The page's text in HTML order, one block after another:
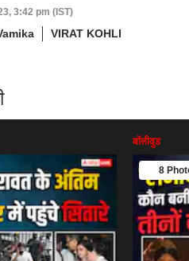
3:42 pm (IST)
VIRAT KOHLI
बॉलीवुड
8